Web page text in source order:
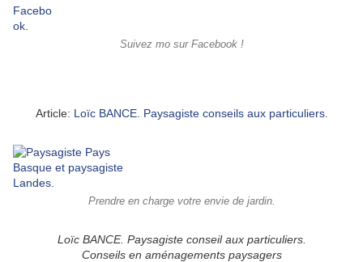
Suivez mo sur Facebook !
Article: Loïc BANCE. Paysagiste conseils aux particuliers.
Prendre en charge votre envie de jardin.
Loïc BANCE. Paysagiste conseil aux particuliers.
Conseils en aménagements paysagers